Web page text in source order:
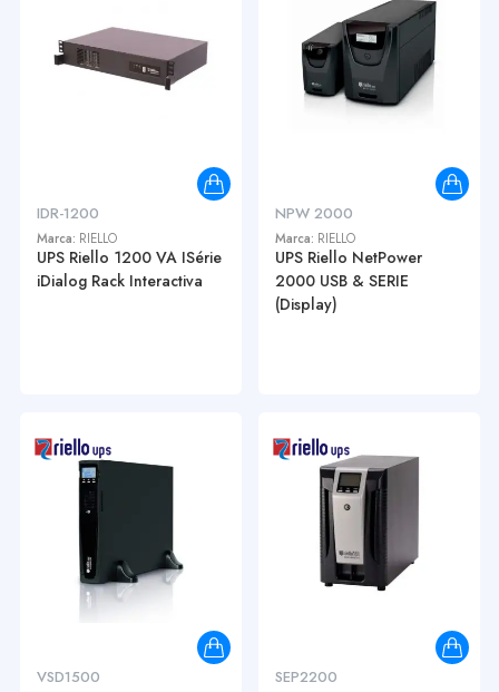
IDR-1200
Marca: RIELLO
UPS Riello 1200 VA ISérie
iDialog Rack Interactiva
NPW 2000
Marca: RIELLO
UPS Riello NetPower
2000 USB & SERIE
(Display)
VSD1500 SEP2200